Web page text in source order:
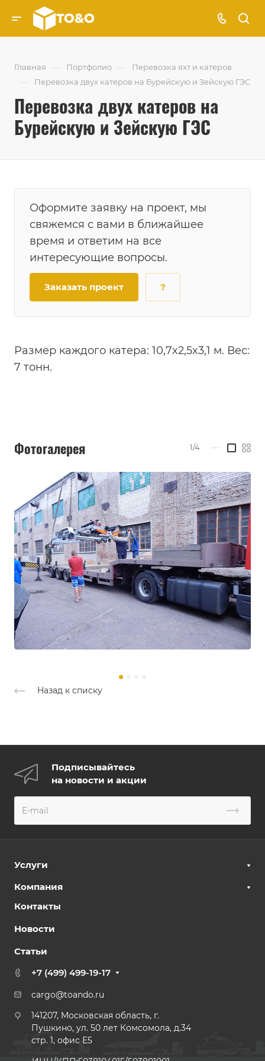
Главная — Портфолио — Перевозка яхт и катеров
— Перевозка двух катеров на Бурейскую и Зейскую ГЭС
Перевозка двух катеров на
Бурейскую и Зейскую ГЭС
Оформите заявку на проект, мы
свяжемся с вами в ближайшее
время и ответим на все
интересующие вопросы.
Заказать проект ?
Размер каждого катера: 10,7x2,5x3,1 м. Вес:
7 тонн.
Фотогалерея 1/4 —
Назад к списку
Подписывайтесь
на новости и акции
Услуги
Компания
Контакты
Новости
Статьи
+7 (499) 499-19-17
cargo@toando.ru
141207, Московская область, г.
Пушкино, ул. 50 лет Комсомола, д.34
стр. 1, офис E5